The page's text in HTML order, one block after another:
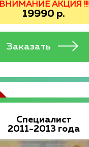
ВНИМАНИЕ АКЦИЯ !!!
19990 р.
Специалист
2011-2013 года